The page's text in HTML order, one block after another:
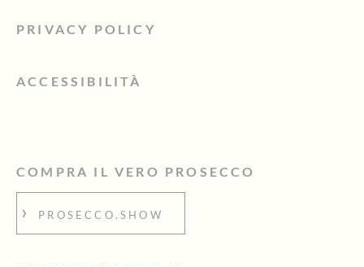
PRIVACY POLICY
ACCESSIBILITÀ
COMPRA IL VERO PROSECCO
PROSECCO.SHOW